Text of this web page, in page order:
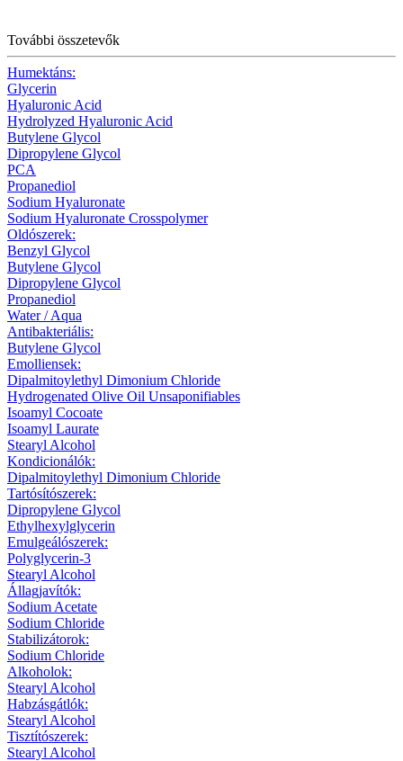
További összetevők
Humektáns:
Glycerin
Hyaluronic Acid
Hydrolyzed Hyaluronic Acid
Butylene Glycol
Dipropylene Glycol
PCA
Propanediol
Sodium Hyaluronate
Sodium Hyaluronate Crosspolymer
Oldószerek:
Benzyl Glycol
Butylene Glycol
Dipropylene Glycol
Propanediol
Water / Aqua
Antibakteriális:
Butylene Glycol
Emolliensek:
Dipalmitoylethyl Dimonium Chloride
Hydrogenated Olive Oil Unsaponifiables
Isoamyl Cocoate
Isoamyl Laurate
Stearyl Alcohol
Kondicionálók:
Dipalmitoylethyl Dimonium Chloride
Tartósítószerek:
Dipropylene Glycol
Ethylhexylglycerin
Emulgeálószerek:
Polyglycerin-3
Stearyl Alcohol
Állagjavítók:
Sodium Acetate
Sodium Chloride
Stabilizátorok:
Sodium Chloride
Alkoholok:
Stearyl Alcohol
Habzásgátlók:
Stearyl Alcohol
Tisztítószerek:
Stearyl Alcohol